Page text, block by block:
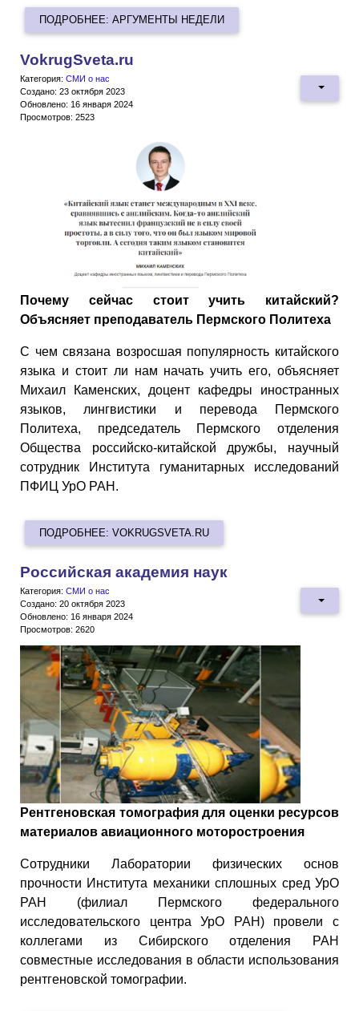
ПОДРОБНЕЕ: АРГУМЕНТЫ НЕДЕЛИ
VokrugSveta.ru
Категория: СМИ о нас
Создано: 23 октября 2023
Обновлено: 16 января 2024
Просмотров: 2523
Почему сейчас стоит учить китайский?
Объясняет преподаватель Пермского Политеха
С чем связана возросшая популярность китайского
языка и стоит ли нам начать учить его, объясняет
Михаил Каменских, доцент кафедры иностранных
языков, лингвистики и перевода Пермского
Политеха, председатель Пермского отделения
Общества российско-китайской дружбы, научный
сотрудник Института гуманитарных исследований
ПФИЦ УрО РАН.
ПОДРОБНЕЕ: VOKRUGSVETA.RU
Российская академия наук
Категория: СМИ о нас
Создано: 20 октября 2023
Обновлено: 16 января 2024
Просмотров: 2620
Рентгеновская томография для оценки ресурсов
материалов авиационного моторостроения
Сотрудники Лаборатории физических основ
прочности Института механики сплошных сред УрО
РАН (филиал Пермского федерального
исследовательского центра УрО РАН) провели с
коллегами из Сибирского отделения РАН
совместные исследования в области использования
рентгеновской томографии.